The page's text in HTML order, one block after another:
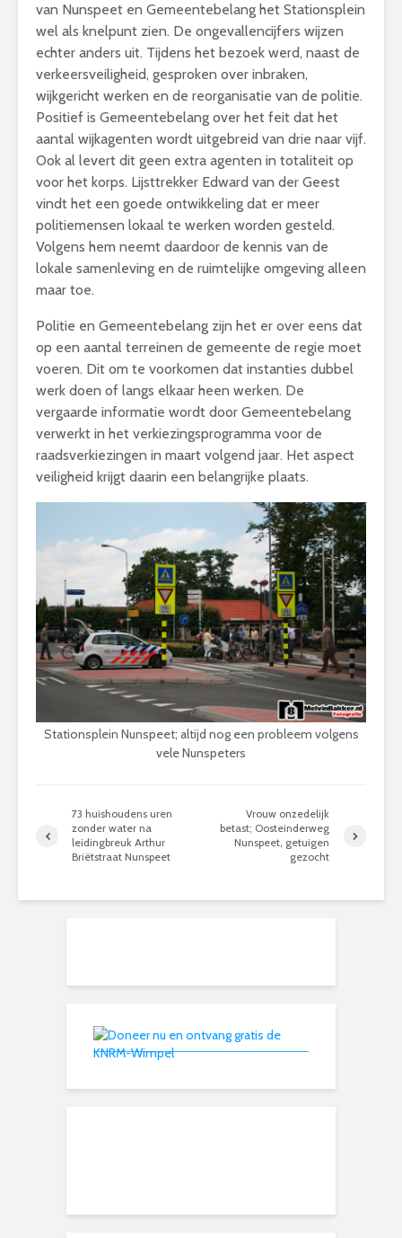
van Nunspeet en Gemeentebelang het Stationsplein
wel als knelpunt zien. De ongevallencijfers wijzen
echter anders uit. Tijdens het bezoek werd, naast de
verkeersveiligheid, gesproken over inbraken,
wijkgericht werken en de reorganisatie van de politie.
Positief is Gemeentebelang over het feit dat het
aantal wijkagenten wordt uitgebreid van drie naar vijf.
Ook al levert dit geen extra agenten in totaliteit op
voor het korps. Lijsttrekker Edward van der Geest
vindt het een goede ontwikkeling dat er meer
politiemensen lokaal te werken worden gesteld.
Volgens hem neemt daardoor de kennis van de
lokale samenleving en de ruimtelijke omgeving alleen
maar toe.
Politie en Gemeentebelang zijn het er over eens dat
op een aantal terreinen de gemeente de regie moet
voeren. Dit om te voorkomen dat instanties dubbel
werk doen of langs elkaar heen werken. De
vergaarde informatie wordt door Gemeentebelang
verwerkt in het verkiezingsprogramma voor de
raadsverkiezingen in maart volgend jaar. Het aspect
veiligheid krijgt daarin een belangrijke plaats.
Stationsplein Nunspeet; altijd nog een probleem volgens
vele Nunspeters
73 huishoudens uren
zonder water na
leidingbreuk Arthur
Briëtstraat Nunspeet
Vrouw onzedelijk
betast; Oosteinderweg
Nunspeet, getuigen
gezocht